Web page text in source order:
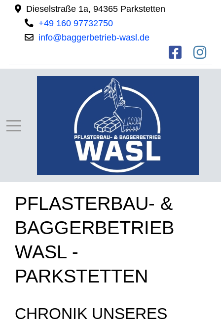
Dieselstraße 1a, 94365 Parkstetten
+49 160 97732750
info@baggerbetrieb-wasl.de
PFLASTERBAU- &
BAGGERBETRIEB
WASL -
PARKSTETTEN
CHRONIK UNSERES